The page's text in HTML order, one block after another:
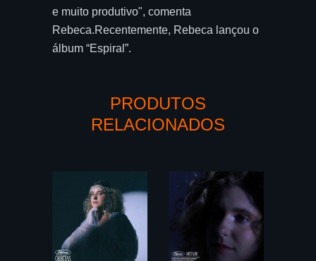
e muito produtivo", comenta
Rebeca.Recentemente, Rebeca lançou o
álbum “Espiral”.
PRODUTOS
RELACIONADOS